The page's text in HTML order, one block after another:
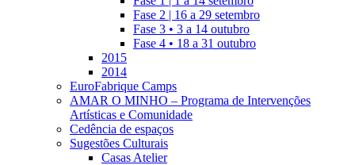
Fase 2 | 16 a 29 setembro
Fase 3 • 3 a 14 outubro
Fase 4 • 18 a 31 outubro
2015
2014
EuroFabrique Camps
AMAR O MINHO – Programa de Intervenções
Artísticas e Comunidade
Cedência de espaços
Sugestões Culturais
Casas Atelier